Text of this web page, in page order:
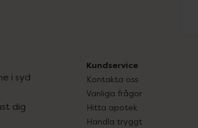
i syd
dig
Kundservice
Kontakta oss
Vanliga frågor
Hitta apotek
Handla tryggt